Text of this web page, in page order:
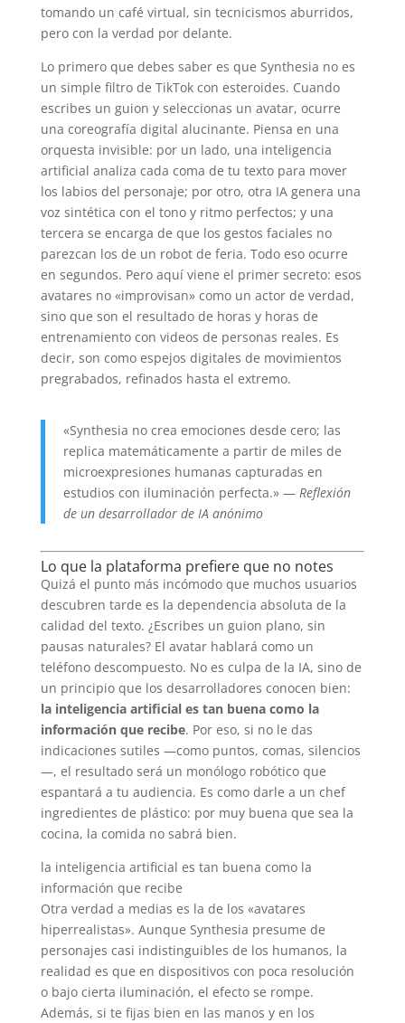
tomando un café virtual, sin tecnicismos aburridos,
pero con la verdad por delante.
Lo primero que debes saber es que Synthesia no es
un simple filtro de TikTok con esteroides. Cuando
escribes un guion y seleccionas un avatar, ocurre
una coreografía digital alucinante. Piensa en una
orquesta invisible: por un lado, una inteligencia
artificial analiza cada coma de tu texto para mover
los labios del personaje; por otro, otra IA genera una
voz sintética con el tono y ritmo perfectos; y una
tercera se encarga de que los gestos faciales no
parezcan los de un robot de feria. Todo eso ocurre
en segundos. Pero aquí viene el primer secreto: esos
avatares no «improvisan» como un actor de verdad,
sino que son el resultado de horas y horas de
entrenamiento con videos de personas reales. Es
decir, son como espejos digitales de movimientos
pregrabados, refinados hasta el extremo.
«Synthesia no crea emociones desde cero; las
replica matemáticamente a partir de miles de
microexpresiones humanas capturadas en
estudios con iluminación perfecta.» — Reflexión
de un desarrollador de IA anónimo
Lo que la plataforma prefiere que no notes
Quizá el punto más incómodo que muchos usuarios
descubren tarde es la dependencia absoluta de la
calidad del texto. ¿Escribes un guion plano, sin
pausas naturales? El avatar hablará como un
teléfono descompuesto. No es culpa de la IA, sino de
un principio que los desarrolladores conocen bien:
la inteligencia artificial es tan buena como la
información que recibe. Por eso, si no le das
indicaciones sutiles —como puntos, comas, silencios
—, el resultado será un monólogo robótico que
espantará a tu audiencia. Es como darle a un chef
ingredientes de plástico: por muy buena que sea la
cocina, la comida no sabrá bien.
la inteligencia artificial es tan buena como la
información que recibe
Otra verdad a medias es la de los «avatares
hiperrealistas». Aunque Synthesia presume de
personajes casi indistinguibles de los humanos, la
realidad es que en dispositivos con poca resolución
o bajo cierta iluminación, el efecto se rompe.
Además, si te fijas bien en las manos y en los